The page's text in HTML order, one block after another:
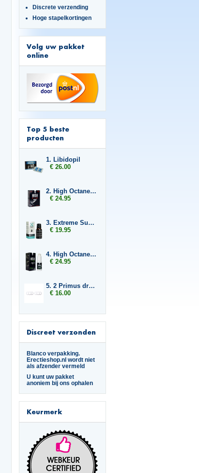
Discrete verzending
Hoge stapelkortingen
Volg uw pakket
online
Top 5 beste
producten
1. Libidopil
€ 26.00
2. High Octane Raptor
€ 24.95
3. Extreme Super Fly
€ 19.95
4. High Octane Booster
€ 24.95
5. 2 Primus drukringen 20 mm
€ 16.00
Discreet verzonden
Blanco verpakking.
Erectieshop.nl wordt niet
als afzender vermeld
U kunt uw pakket
anoniem bij ons ophalen
Keurmerk